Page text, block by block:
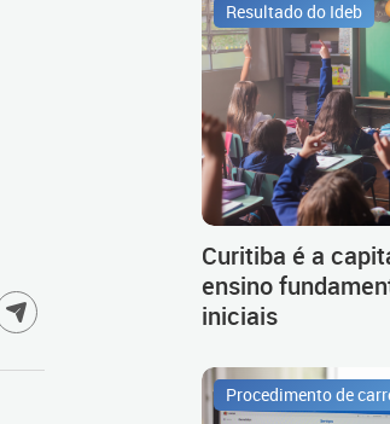
Resultado do Ideb
Curitiba é a
ensino
iniciais
Procedimento de